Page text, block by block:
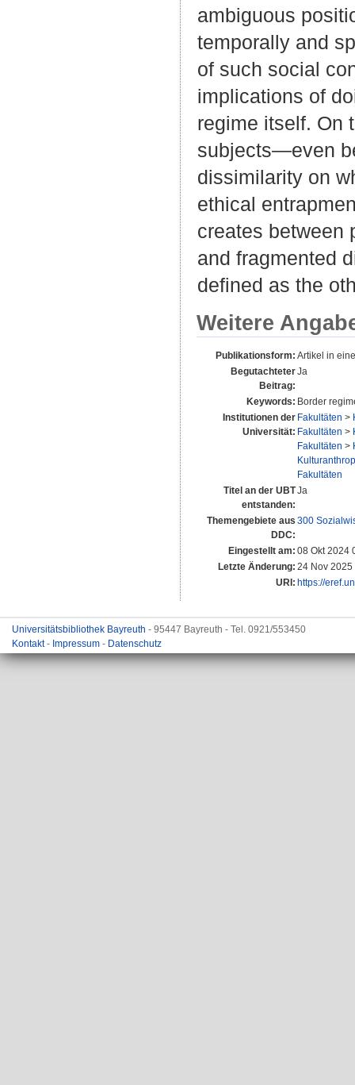
ambiguous
temporally and
of such social
implications of
regime itself. On
subjects—even
dissimilarity on
ethical
creates between
and fragmented
defined as the
Weitere
Publikationsform: Artikel in
Begutachteter
Beitrag:
Ja
Keywords: Border
Institutionen der
Universität:
Fakultäten >
Fakultäten >
Fakultäten >
Fakultäten
Titel an der UBT
entstanden:
Ja
Themengebiete aus
DDC:
300
Eingestellt am: 08 Okt 2024
Letzte Änderung: 24 Nov 2025
URI: https://
Universitätsbibliothek Bayreuth - 95447 Bayreuth - Tel. 0921/553450
Kontakt- Impressum - Datenschutz